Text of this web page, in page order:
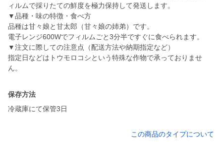
ィルムで採りたての鮮度を極力保持して発送します。
▼品種・味の特徴・食べ方
品種は甘々娘と甘太郎（甘々娘の姉弟）です。
電子レンジ600Wでフィルムごと3分半ですぐに食べられます。
▼注文に際しての注意点（配送方法や納期指定など）
指定日などはトウモロコシという特殊な作物で承っておりませ
ん。
保存方法
冷蔵庫にて保管3日
この商品のタイプについて